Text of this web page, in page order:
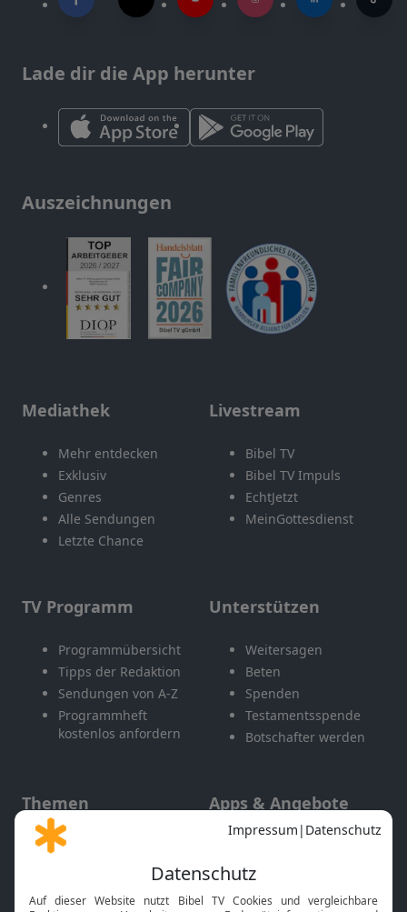
Lade dir die App herunter
Auszeichnungen
Mediathek
Mehr entdecken
Exklusiv
Genres
Alle Sendungen
Letzte Chance
Livestream
Bibel TV
Bibel TV Impuls
EchtJetzt
MeinGottesdienst
TV Programm
Programmübersicht
Tipps der Redaktion
Sendungen von A-Z
Programmheft
kostenlos anfordern
Unterstützen
Weitersagen
Beten
Spenden
Testamentsspende
Botschafter werden
Themen
Gott und Bibel erklärt
Apps & Angebote
Mobile App